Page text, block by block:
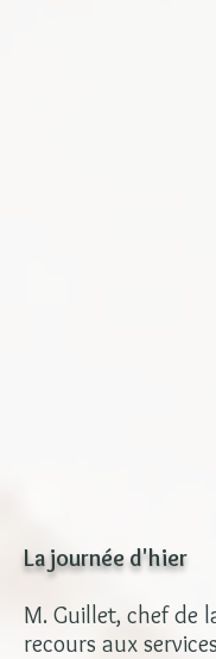
La journée d'hier
M. Guillet, chef de
recours aux